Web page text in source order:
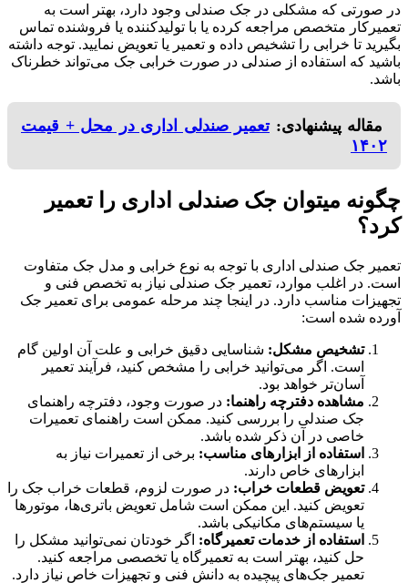
در صورتی که مشکلی در جک صندلی وجود دارد، بهتر است به
تعمیرکار متخصص مراجعه کرده یا با تولیدکننده یا فروشنده تماس
بگیرید تا خرابی را تشخیص داده و تعمیر یا تعویض نمایید. توجه داشته
باشید که استفاده از صندلی در صورت خرابی جک می‌تواند خطرناک
باشد.
مقاله پیشنهادی:تعمیر صندلی اداری در محل + قیمت
۱۴۰۲
چگونه میتوان جک صندلی اداری را تعمیر
کرد؟
تعمیر جک صندلی اداری با توجه به نوع خرابی و مدل جک متفاوت
است. در اغلب موارد، تعمیر جک صندلی نیاز به تخصص فنی و
تجهیزات مناسب دارد. در اینجا چند مرحله عمومی برای تعمیر جک
آورده شده است:
تشخیص مشکل: شناسایی دقیق خرابی و علت آن اولین گام
است. اگر می‌توانید خرابی را مشخص کنید، فرآیند تعمیر
آسان‌تر خواهد بود.
مشاهده دفترچه راهنما: در صورت وجود، دفترچه راهنمای
جک صندلی را بررسی کنید. ممکن است راهنمای تعمیرات
خاصی در آن ذکر شده باشد.
استفاده از ابزارهای مناسب: برخی از تعمیرات نیاز به
ابزارهای خاص دارند.
تعویض قطعات خراب: در صورت لزوم، قطعات خراب جک را
تعویض کنید. این ممکن است شامل تعویض باتری‌ها، موتورها
یا سیستم‌های مکانیکی باشد.
استفاده از خدمات تعمیرگاه: اگر خودتان نمی‌توانید مشکل را
حل کنید، بهتر است به تعمیرگاه یا تخصصی مراجعه کنید.
تعمیر جک‌های پیچیده به دانش فنی و تجهیزات خاص نیاز دارد.